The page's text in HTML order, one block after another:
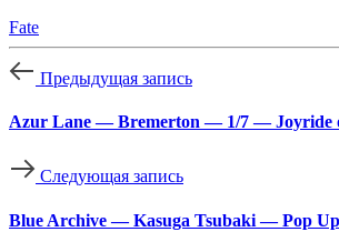
Fate
Предыдущая запись
Azur Lane — Bremerton — 1/7 — Joyride
Следующая запись
Blue Archive — Kasuga Tsubaki — Pop